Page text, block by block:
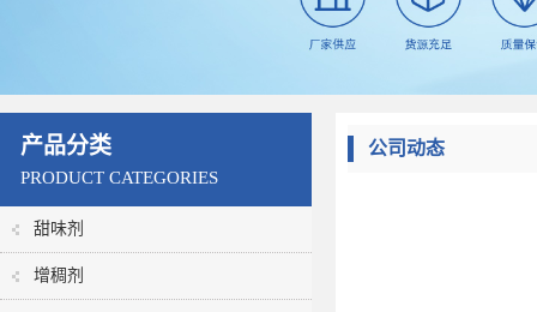
产品分类
PRODUCT CATEGORIES
甜味剂
增稠剂
公司动态